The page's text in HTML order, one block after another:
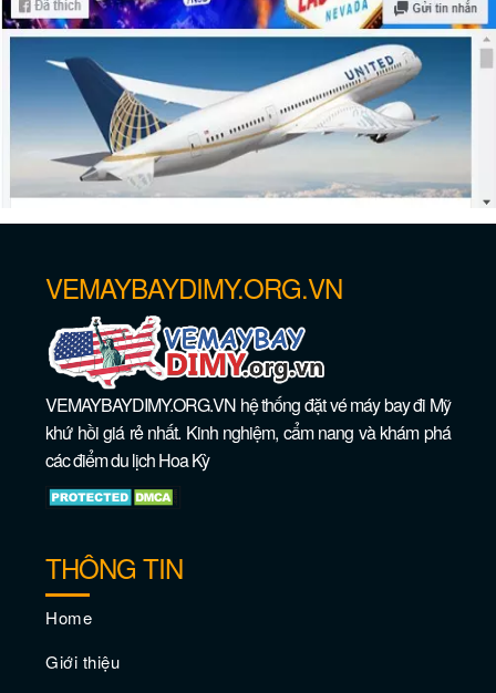
Vé máy bay giá rẻ đi Newark – New
Jersey
Vé máy bay giá rẻ đi Saint Paul –
Minnesota
VEMAYBAYDIMY.ORG.VN
VEMAYBAYDIMY.ORG.VN hệ thống đặt vé máy bay đi Mỹ
khứ hồi giá rẻ nhất. Kinh nghiệm, cẩm nang và khám phá
các điểm du lịch Hoa Kỳ
THÔNG TIN
Home
Giới thiệu